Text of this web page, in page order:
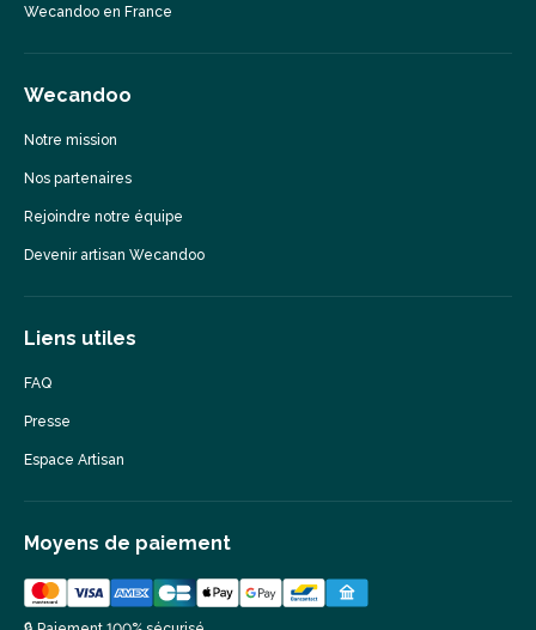
Wecandoo en France
Wecandoo
Notre mission
Nos partenaires
Rejoindre notre équipe
Devenir artisan Wecandoo
Liens utiles
FAQ
Presse
Espace Artisan
Moyens de paiement